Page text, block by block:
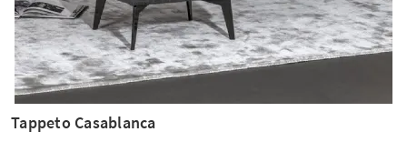
Tappeto Casablanca